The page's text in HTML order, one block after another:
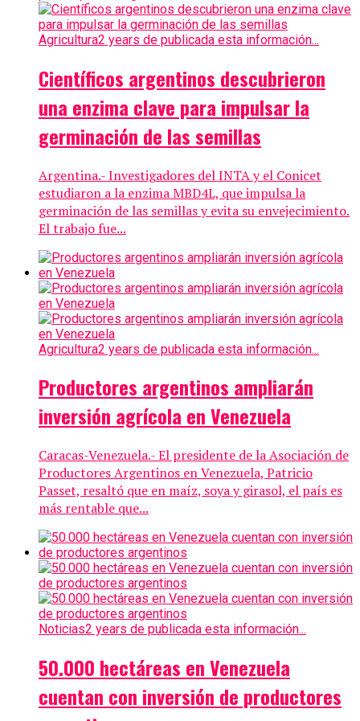
Agricultura2 years de publicada esta información...
Científicos argentinos descubrieron
una enzima clave para impulsar la
germinación de las semillas
Argentina.- Investigadores del INTA y el Conicet
estudiaron a la enzima MBD4L, que impulsa la
germinación de las semillas y evita su envejecimiento.
El trabajo fue...
Agricultura2 years de publicada esta información...
Productores argentinos ampliarán
inversión agrícola en Venezuela
Caracas-Venezuela.- El presidente de la Asociación de
Productores Argentinos en Venezuela, Patricio
Passet, resaltó que en maíz, soya y girasol, el país es
más rentable que...
Noticias2 years de publicada esta información...
50.000 hectáreas en Venezuela
cuentan con inversión de productores